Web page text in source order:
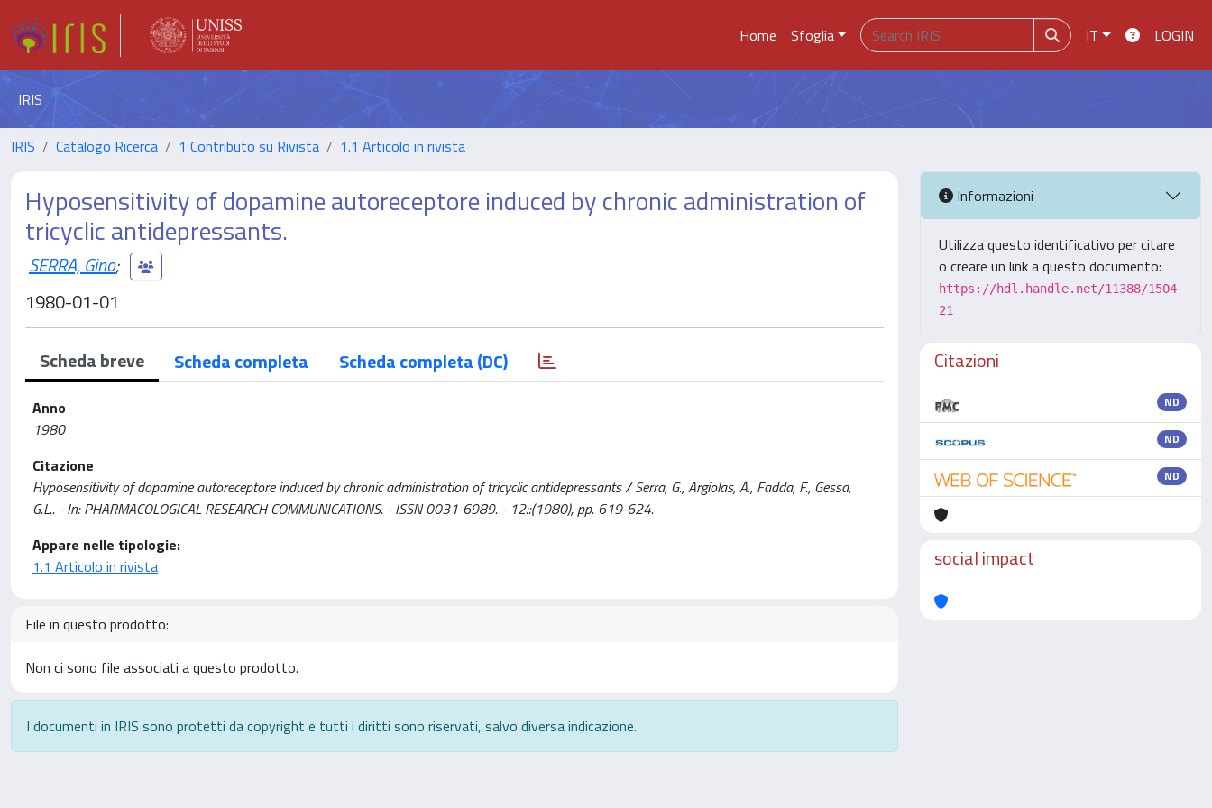
Home Sfoglia IT LOGIN
IRIS
IRIS Catalogo Ricerca 1 Contributo su Rivista 1.1 Articolo in rivista
Hyposensitivity of dopamine autoreceptore induced by chronic administration of
tricyclic antidepressants.
SERRA, Gino;
1980-01-01
Scheda breve Scheda completa Scheda completa (DC)
Anno
1980
Citazione
Hyposensitivity of dopamine autoreceptore induced by chronic administration of tricyclic antidepressants / Serra, G., Argiolas, A., Fadda, F., Gessa,
G.L.. - In: PHARMACOLOGICAL RESEARCH COMMUNICATIONS. - ISSN 0031-6989. - 12::(1980), pp. 619-624.
Appare nelle tipologie:
1.1 Articolo in rivista
File in questo prodotto:
Non ci sono file associati a questo prodotto.
I documenti in IRIS sono protetti da copyright e tutti i diritti sono riservati, salvo diversa indicazione.
Informazioni
Utilizza questo identificativo per citare
o creare un link a questo documento:
https://hdl.handle.net/11388/1504
21
Citazioni
ND
ND
ND
social impact